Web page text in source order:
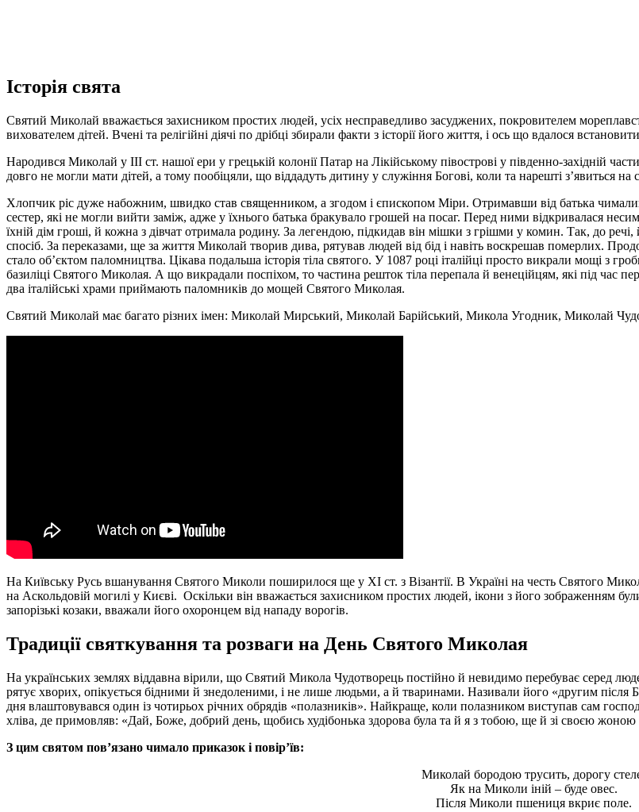
Історія свята
Святий Миколай вважається захисником простих людей, усіх несправедливо засуджених, покровителем
вихователем дітей. Вчені та релігійні діячі по дрібці збирали факти з історії його життя, і ось що вдалося
Народився Миколай у ІІІ ст. нашої ери у грецькій колонії Патар на Лікійському півострові у південно-західній
довго не могли мати дітей, а тому пообіцяли, що віддадуть дитину у служіння Богові, коли та нарешті з’явиться на
Хлопчик ріс дуже набожним, швидко став священником, а згодом і єпископом Міри. Отримавши від батька
сестер, які не могли вийти заміж, адже у їхнього батька бракувало грошей на посаг. Перед ними відкривалася
їхній дім гроші, й кожна з дівчат отримала родину. За легендою, підкидав він мішки з грішми у комин. Так, до
спосіб. За переказами, ще за життя Миколай творив дива, рятував людей від бід і навіть воскрешав померлих.
стало об’єктом паломництва. Цікава подальша історія тіла святого. У 1087 році італійці просто викрали мощі з
базиліці Святого Миколая. А що викрадали поспіхом, то частина решток тіла перепала й венеційцям, які під час
два італійські храми приймають паломників до мощей Святого Миколая.
Святий Миколай має багато різних імен: Миколай Мирський, Миколай Барійський, Микола Угодник, Миколай
На Київську Русь вшанування Святого Миколи поширилося ще у ХІ ст. з Візантії. В Україні на честь Святого
на Аскольдовій могилі у Києві. Оскільки він вважається захисником простих людей, ікони з його зображенням
запорізькі козаки, вважали його охоронцем від нападу ворогів.
Традиції святкування та розваги на День Святого Миколая
На українських землях віддавна вірили, що Святий Микола Чудотворець постійно й невидимо перебуває серед
рятує хворих, опікується бідними й знедоленими, і не лише людьми, а й тваринами. Називали його «другим після
дня влаштовувався один із чотирьох річних обрядів «полазників». Найкраще, коли полазником виступав сам
хліва, де примовляв: «Дай, Боже, добрий день, щобись худібонька здорова була та й я з тобою, ще й зі своєю жоною
З цим святом пов’язано чимало приказок і повір’їв:
Миколай бородою трусить, дорогу
Як на Миколи іній – буде овес.
Після Миколи пшениця вкриє поле.